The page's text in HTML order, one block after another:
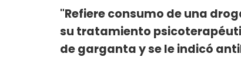
"Refiere consumo de una
su tratamiento
de garganta y se le indicó